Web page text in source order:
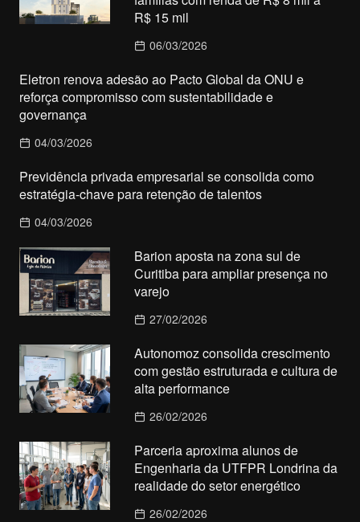
R$ 15 mil
06/03/2026
Eletron renova adesão ao Pacto Global da ONU e
reforça compromisso com sustentabilidade e
governança
04/03/2026
Previdência privada empresarial se consolida como
estratégia-chave para retenção de talentos
04/03/2026
Barion aposta na zona sul de
Curitiba para ampliar presença no
varejo
27/02/2026
Autonomoz consolida crescimento
com gestão estruturada e cultura de
alta performance
26/02/2026
Parceria aproxima alunos de
Engenharia da UTFPR Londrina da
realidade do setor energético
26/02/2026